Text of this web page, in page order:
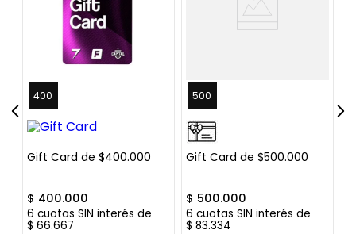
400
Gift Card de $400.000
$ 400.000
6 cuotas SIN interés de
$ 66.667
500
Gift Card de $500.000
$ 500.000
6 cuotas SIN interés de
$ 83.334